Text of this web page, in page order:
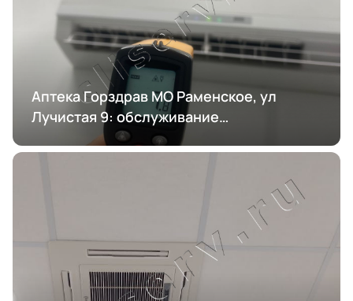
Аптека Горздрав МО Раменское, ул
Лучистая 9: обслуживание
кондиционирования